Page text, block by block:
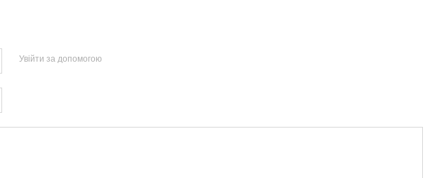
Увійти за допомогою